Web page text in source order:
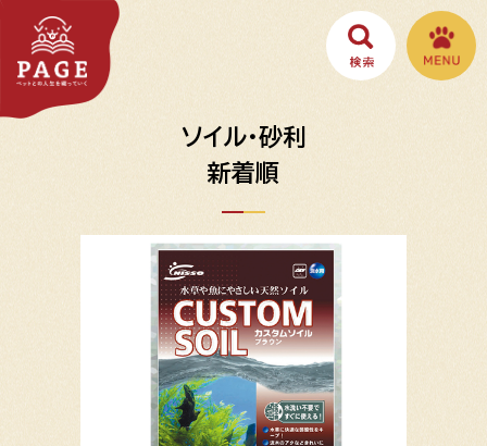
ソイル・砂利
新着順